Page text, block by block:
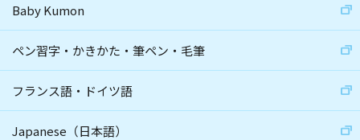
Baby Kumon
ペン習字・かきかた・筆ペン・毛筆
フランス語・ドイツ語
Japanese（日本語）